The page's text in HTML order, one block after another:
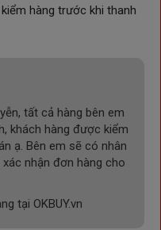
hàng trước khi thanh
tất cả hàng bên em
khách hàng được kiểm
ạ. Bên em sẽ có nhân
nhận đơn hàng cho
tại OKBUY.vn